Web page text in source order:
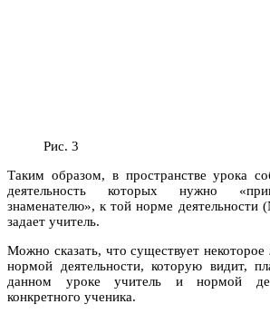
Рис. 3
Таким образом, в пространстве урока
деятельность которых нужно
знаменателю», к той норме деятельности
задает учитель.
Можно сказать, что существует некоторое
нормой деятельности, которую видит,
данном уроке учитель и нормой
конкретного ученика.